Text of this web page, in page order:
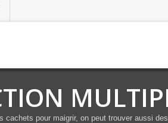
cachets pour maigrir, on peut trouver aussi